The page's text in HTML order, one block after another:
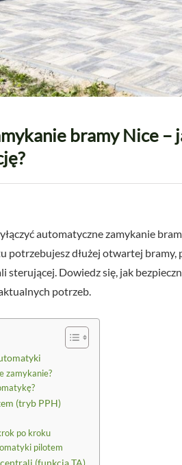
bramy Nice –
automatyczne zamykanie
potrzebujesz dłużej otwartej
sterującej. Dowiedz się, jak
potrzeb.
zamykanie?
(tryb PPH)
po kroku
pilotem